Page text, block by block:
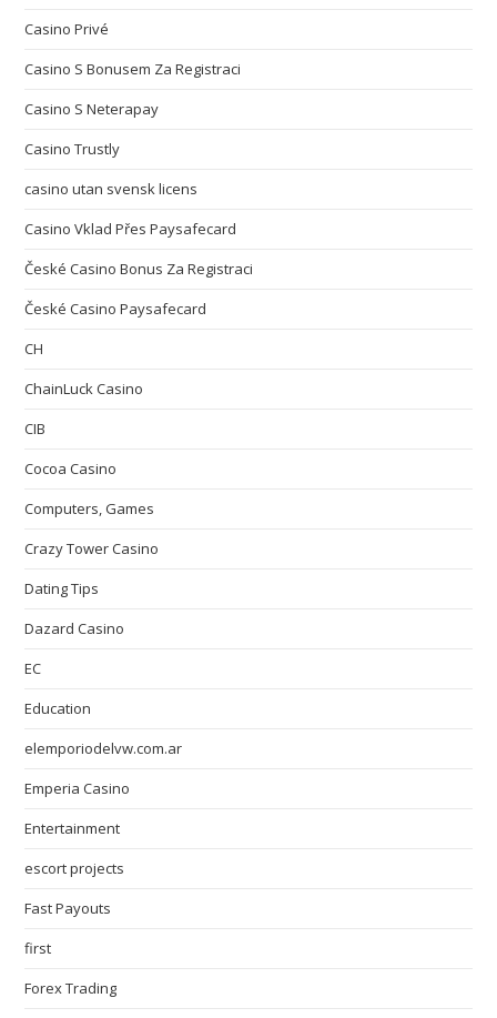
Casino Privé
Casino S Bonusem Za Registraci
Casino S Neterapay
Casino Trustly
casino utan svensk licens
Casino Vklad Přes Paysafecard
České Casino Bonus Za Registraci
České Casino Paysafecard
CH
ChainLuck Casino
CIB
Cocoa Casino
Computers, Games
Crazy Tower Сasino
Dating Tips
Dazard Casino
EC
Education
elemporiodelvw.com.ar
Emperia Casino
Entertainment
escort projects
Fast Payouts
first
Forex Trading